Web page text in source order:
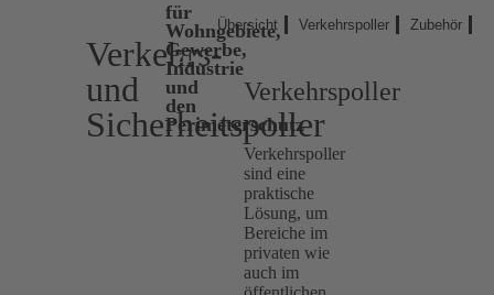
Verkehrs-
und
Sicherheitspoller
ZUR
ÜBERSICHT
für
Wohngebiete,
Gewerbe,
Industrie
und
den
Perimeterschutz
Übersicht Verkehrspoller Zubehör
Verkehrspoller
Verkehrspoller
sind eine
praktische
Lösung, um
Bereiche im
privaten wie
auch im